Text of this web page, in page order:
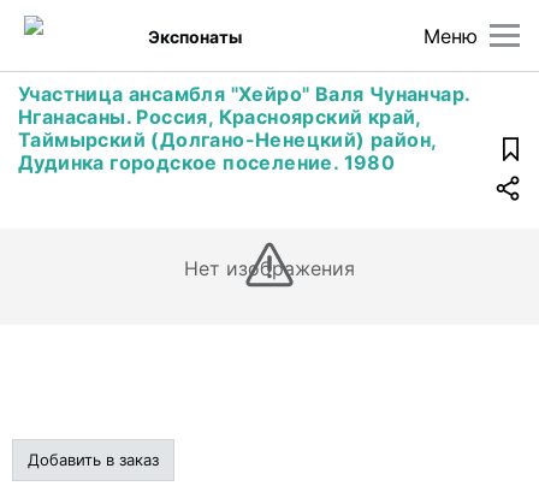
Меню
Экспонаты
Участница ансамбля "Хейро" Валя Чунанчар.
Нганасаны. Россия, Красноярский край,
Таймырский (Долгано-Ненецкий) район,
Дудинка городское поселение. 1980
Нет изображения
Добавить в заказ